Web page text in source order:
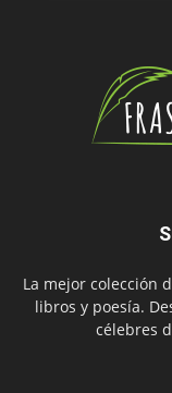
La mejor colección
libros y poesía.
célebres